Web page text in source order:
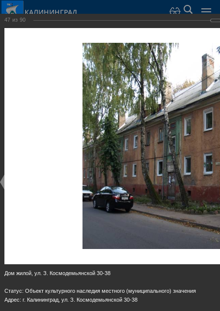
КАЛИНИНГРАД
Виллы и дома
47 из 90
Дом жилой, ул. З. Космодемьянской 30-38
Статус: Объект культурного наследия местного (муниципального) значения
Адрес: г. Калининград, ул. З. Космодемьянской 30-38